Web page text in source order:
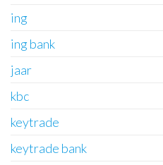
ing
ing bank
jaar
kbc
keytrade
keytrade bank